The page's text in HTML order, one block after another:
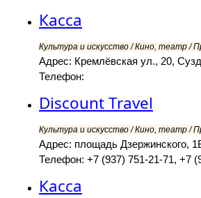
Касса
Культура и искусство / Кино, театр /
Адрес: Кремлёвская ул., 20,
Телефон:
Discount Travel
Культура и искусство / Кино, театр /
Адрес: площадь Дзержинского,
Телефон: +7 (937) 751-21-71, +7
Касса